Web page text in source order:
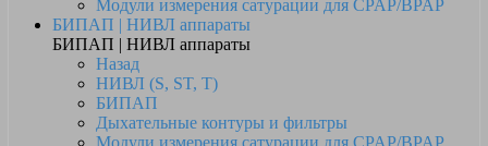
Модули измерения сатурации для CPAP/BPAP
БИПАП | НИВЛ аппараты
БИПАП | НИВЛ аппараты
Назад
НИВЛ (S, ST, T)
БИПАП
Дыхательные контуры и фильтры
Модули измерения сатурации для CPAP/BPAP